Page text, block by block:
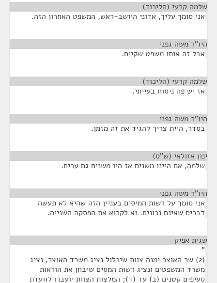
שלמה קרעי (הליכוד)
אני סומך עליך, אדוני היושב-ראש, המשפט האחרון הזה.
היו"ר משה גפני
אבל זה אותו משפט שקיים.
שלמה קרעי (הליכוד)
אז יש פה ניסוח בעייתי.
היו"ר משה גפני
בסדר, היית צריך להגיד את זה מזמן.
ינון אזולאי (ש"ס)
שלמה, אם היינו משנים אז היו משנים גם ערים.
היו"ר משה גפני
אני סומך על רשות המיסים בעניין הזה שהיא לא תעשה
דברים שאינם נכונים. נא לקרוא את הפסקה השנייה.
שגית אפיק
"
(2) שר האוצר ימנה צוות שיכלול נציג משרד האוצר, נציג
משרד המשפטים ונציג רשות המסים שיבחן את הוראות
סעיפים קטנים (ב) עד (ד); המלצות הצוות יועברו לוועדת